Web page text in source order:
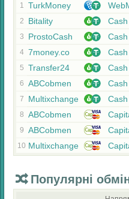
1 TurkMoney
2 Bitality
3 ProstoCash
4 7money.co
5 Transfer24
6 ABCobmen
7 Multixchange
8 ABCobmen
9 ABCobmen
10 Multixchange
Популярні